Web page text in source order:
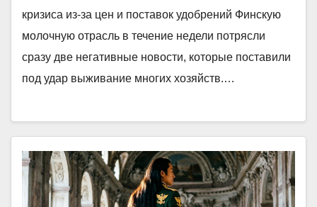
кризиса из-за цен и поставок удобрений Финскую
молочную отрасль в течение недели потрясли
сразу две негативные новости, которые поставили
под удар выживание многих хозяйств.…